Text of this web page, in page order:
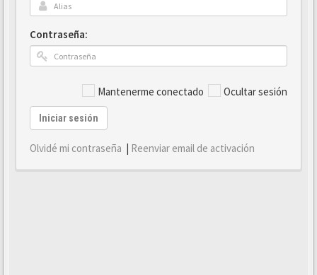
Contraseña:
Mantenerme conectado Ocultar sesión
Iniciar sesión
Olvidé mi contraseña | Reenviar email de activación